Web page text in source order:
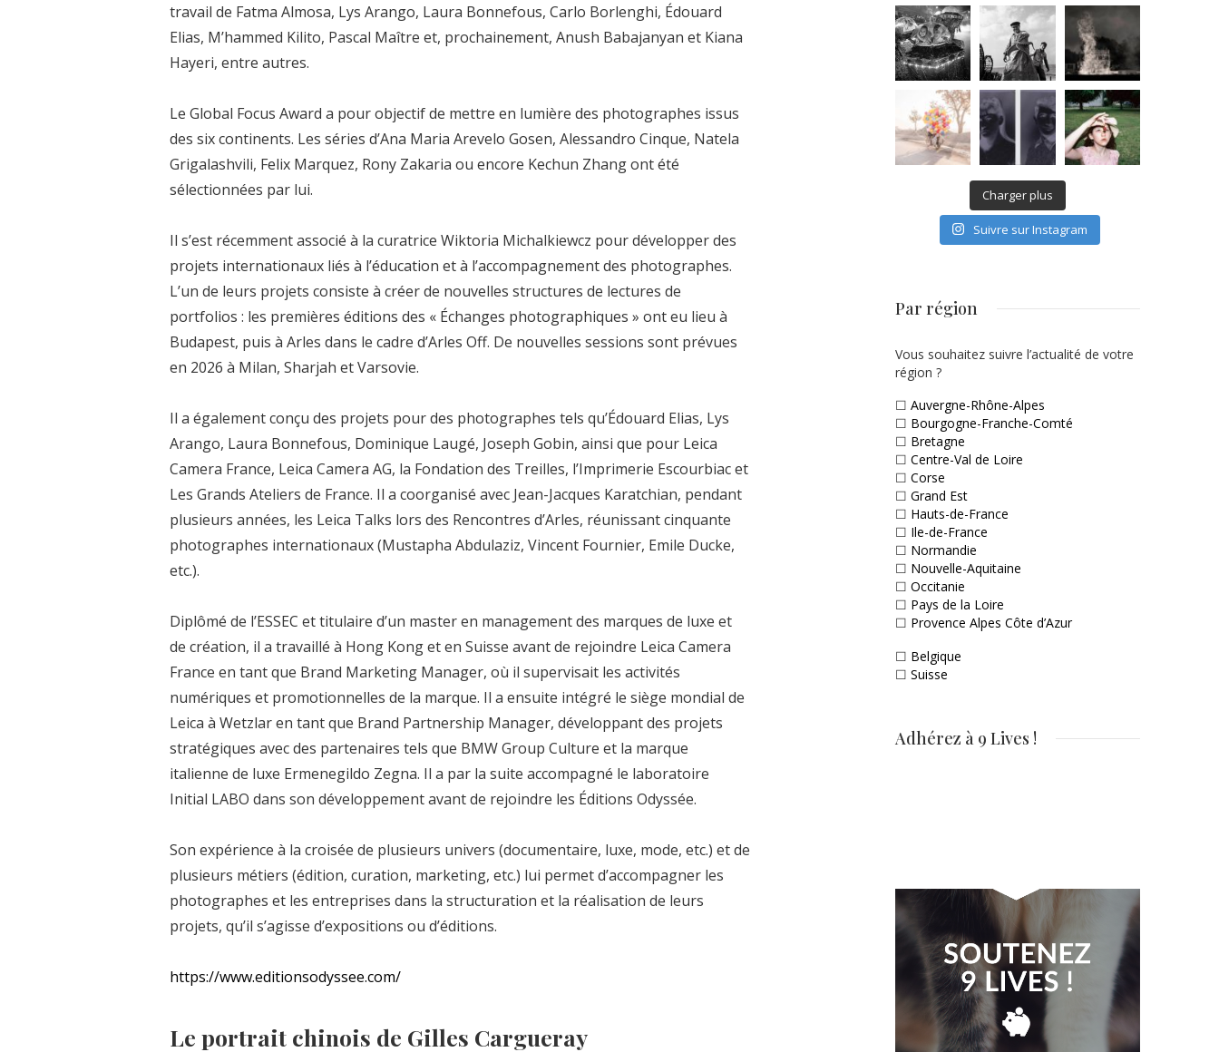
travail de Fatma Almosa, Lys Arango, Laura Bonnefous, Carlo Borlenghi, Édouard
Elias, M’hammed Kilito, Pascal Maître et, prochainement, Anush Babajanyan et Kiana
Hayeri, entre autres.
Le Global Focus Award a pour objectif de mettre en lumière des photographes issus
des six continents. Les séries d’Ana Maria Arevelo Gosen, Alessandro Cinque, Natela
Grigalashvili, Felix Marquez, Rony Zakaria ou encore Kechun Zhang ont été
sélectionnées par lui.
Il s’est récemment associé à la curatrice Wiktoria Michalkiewcz pour développer des
projets internationaux liés à l’éducation et à l’accompagnement des photographes.
L’un de leurs projets consiste à créer de nouvelles structures de lectures de
portfolios : les premières éditions des « Échanges photographiques » ont eu lieu à
Budapest, puis à Arles dans le cadre d’Arles Off. De nouvelles sessions sont prévues
en 2026 à Milan, Sharjah et Varsovie.
Il a également conçu des projets pour des photographes tels qu’Édouard Elias, Lys
Arango, Laura Bonnefous, Dominique Laugé, Joseph Gobin, ainsi que pour Leica
Camera France, Leica Camera AG, la Fondation des Treilles, l’Imprimerie Escourbiac et
Les Grands Ateliers de France. Il a coorganisé avec Jean-Jacques Karatchian, pendant
plusieurs années, les Leica Talks lors des Rencontres d’Arles, réunissant cinquante
photographes internationaux (Mustapha Abdulaziz, Vincent Fournier, Emile Ducke,
etc.).
Diplômé de l’ESSEC et titulaire d’un master en management des marques de luxe et
de création, il a travaillé à Hong Kong et en Suisse avant de rejoindre Leica Camera
France en tant que Brand Marketing Manager, où il supervisait les activités
numériques et promotionnelles de la marque. Il a ensuite intégré le siège mondial de
Leica à Wetzlar en tant que Brand Partnership Manager, développant des projets
stratégiques avec des partenaires tels que BMW Group Culture et la marque
italienne de luxe Ermenegildo Zegna. Il a par la suite accompagné le laboratoire
Initial LABO dans son développement avant de rejoindre les Éditions Odyssée.
Son expérience à la croisée de plusieurs univers (documentaire, luxe, mode, etc.) et de
plusieurs métiers (édition, curation, marketing, etc.) lui permet d’accompagner les
photographes et les entreprises dans la structuration et la réalisation de leurs
projets, qu’il s’agisse d’expositions ou d’éditions.
https://www.editionsodyssee.com/
Le portrait chinois de Gilles Cargueray
Charger plus
Suivre sur Instagram
Par région
Vous souhaitez suivre l’actualité de votre
région ?
☐ Auvergne-Rhône-Alpes
☐ Bourgogne-Franche-Comté
☐ Bretagne
☐ Centre-Val de Loire
☐ Corse
☐ Grand Est
☐ Hauts-de-France
☐ Ile-de-France
☐ Normandie
☐ Nouvelle-Aquitaine
☐ Occitanie
☐ Pays de la Loire
☐ Provence Alpes Côte d’Azur
☐ Belgique
☐ Suisse
Adhérez à 9 Lives !